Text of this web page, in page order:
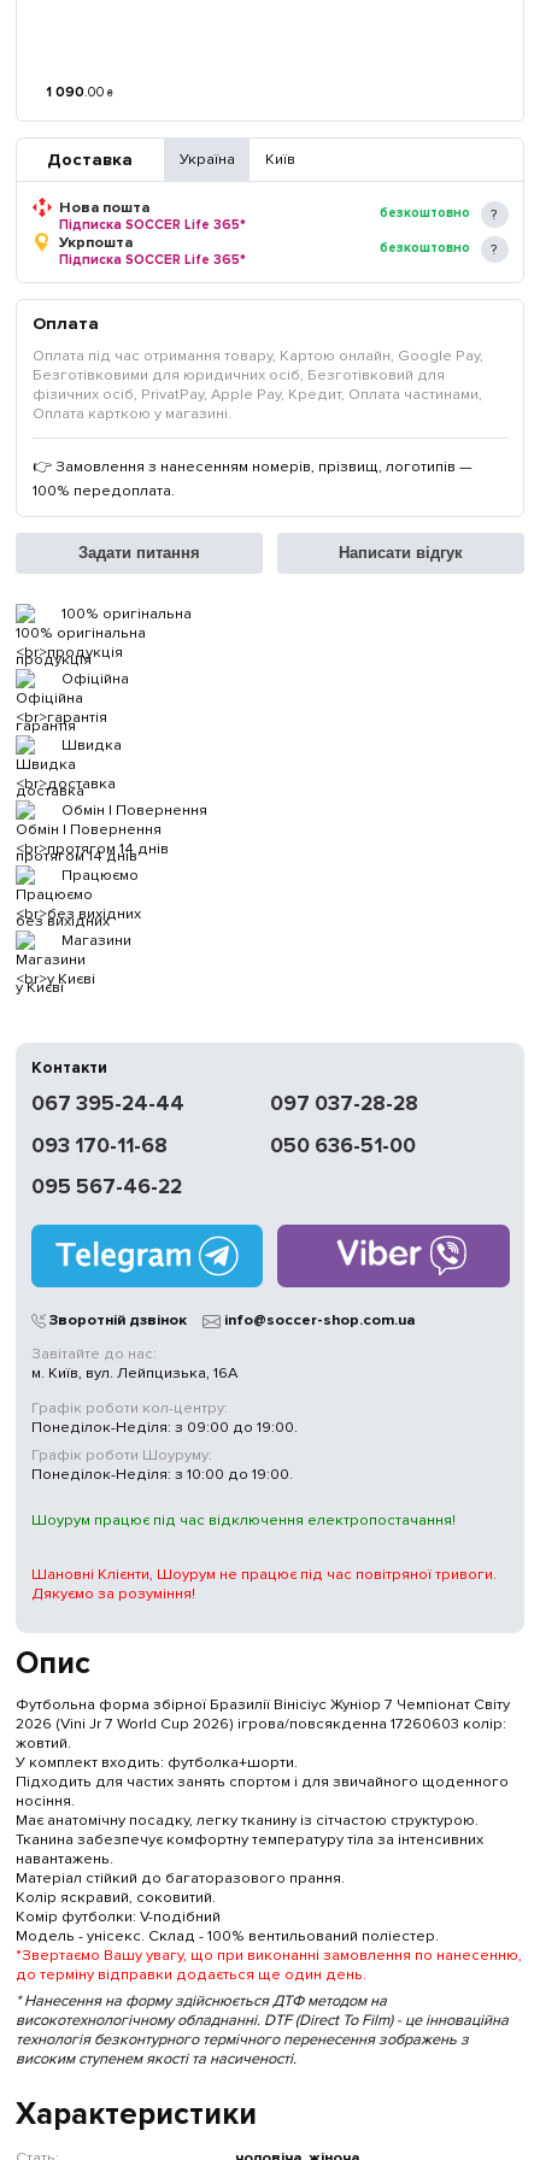
1 090.00 ₴
Доставка Україна Київ
Нова пошта
Підписка SOCCER Life 365*
безкоштовно
Укрпошта
Підписка SOCCER Life 365*
безкоштовно
Оплата
Оплата під час отримання товару, Картою онлайн, Google Pay,
Безготівковими для юридичних осіб, Безготівковий для
фізичних осіб, PrivatPay, Apple Pay, Кредит, Оплата частинами,
Оплата карткою у магазині.
👉 Замовлення з нанесенням номерів, прізвищ, логотипів —
100% передоплата.
Задати питання Написати відгук
100% оригінальна
продукція
Офіційна
гарантія
Швидка
доставка
Обмін | Повернення
протягом 14 днів
Працюємо
без вихідних
Магазини
у Києві
Опис
Футбольна форма збірної Бразилії Вінісіус Жуніор 7 Чемпіонат Світу
2026 (Vini Jr 7 World Cup 2026) ігрова/повсякденна 17260603 колiр:
жовтий.
У комплект входить: футболка+шорти.
Підходить для частих занять спортом і для звичайного щоденного
носіння.
Має анатомічну посадку, легку тканину із сітчастою структурою.
Тканина забезпечує комфортну температуру тіла за інтенсивних
навантажень.
Матеріал стійкий до багаторазового прання.
Колір яскравий, соковитий.
Комір футболки: V-подібний
Модель - унісекс. Склад - 100% вентильований поліестер.
*Звертаємо Вашу увагу, що при виконанні замовлення по нанесенню,
до терміну відправки додається ще один день.
* Нанесення на форму здійснюється ДТФ методом на
високотехнологічному обладнанні. DTF (Direct To Film) - це інноваційна
технологія безконтурного термічного перенесення зображень з
високим ступенем якості та насиченості.
Характеристики
Контакти
067 395-24-44
097 037-28-28
093 170-11-68
050 636-51-00
095 567-46-22
Зворотній дзвінок
info@soccer-shop.com.ua
Завітайте до нас:
м. Київ, вул. Лейпцизька, 16А
Графік роботи кол-центру:
Понеділок-Неділя: з 09:00 до 19:00.
Графік роботи Шоуруму:
Понеділок-Неділя: з 10:00 до 19:00.
Шоурум працює під час відключення електропостачання!
Шановні Клієнти, Шоурум не працює під час повітряної тривоги.
Дякуємо за розуміння!